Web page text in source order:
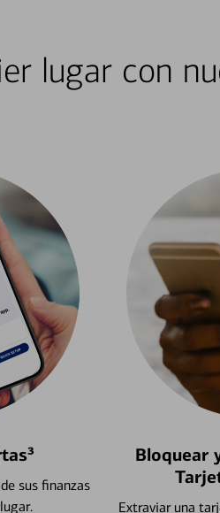
lugar con
sus finanzas
Bloquear
Extraviar una